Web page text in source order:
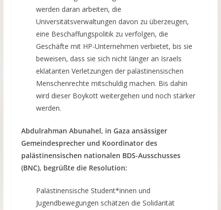
werden daran arbeiten, die
Universitätsverwaltungen davon zu überzeugen,
eine Beschaffungspolitik zu verfolgen, die
Geschäfte mit HP-Unternehmen verbietet, bis sie
beweisen, dass sie sich nicht länger an Israels
eklatanten Verletzungen der palästinensischen
Menschenrechte mitschuldig machen. Bis dahin
wird dieser Boykott weitergehen und noch stärker
werden.
Abdulrahman Abunahel, in Gaza ansässiger
Gemeindesprecher und Koordinator des
palästinensischen nationalen BDS-Ausschusses
(BNC), begrüßte die Resolution:
Palästinensische Student*innen und
Jugendbewegungen schätzen die Solidarität